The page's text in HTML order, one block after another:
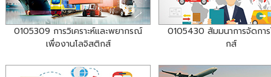
0105309 การวิเคราะห์และพยากรณ์
เพื่องานโลจิสติกส์
0105430 สัมมนาการจัดกา
กส์